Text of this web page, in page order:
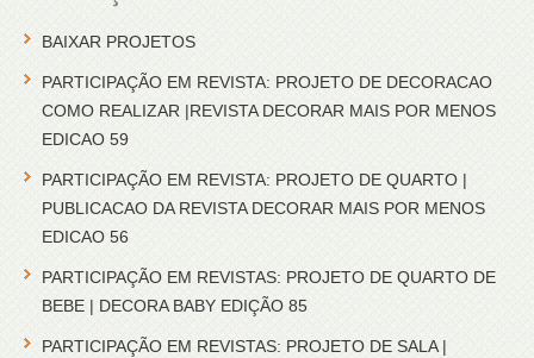
BAIXAR PROJETOS
PARTICIPAÇÃO EM REVISTA: PROJETO DE DECORACAO
COMO REALIZAR |REVISTA DECORAR MAIS POR MENOS
EDICAO 59
PARTICIPAÇÃO EM REVISTA: PROJETO DE QUARTO |
PUBLICACAO DA REVISTA DECORAR MAIS POR MENOS
EDICAO 56
PARTICIPAÇÃO EM REVISTAS: PROJETO DE QUARTO DE
BEBE | DECORA BABY EDIÇÃO 85
PARTICIPAÇÃO EM REVISTAS: PROJETO DE SALA |